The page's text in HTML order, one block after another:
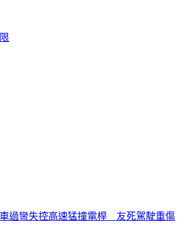
部7縣市今午後首登場 應對措施一次